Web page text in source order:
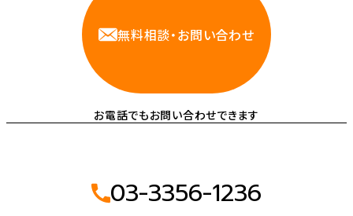
無料相談・お問い合わせ
お電話でもお問い合わせできます
03-3356-1236